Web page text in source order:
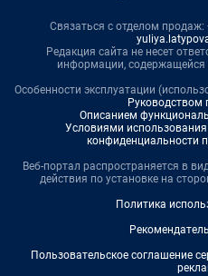
Связаться с отделом
Редакция сайта не несет
информации, содержащейся
Особенности эксплуатации
Руководством
Описанием
Условиями
конфиденциальности
Веб-портал распространяется в
действия по установке на
Политика
Пользовательское соглашение